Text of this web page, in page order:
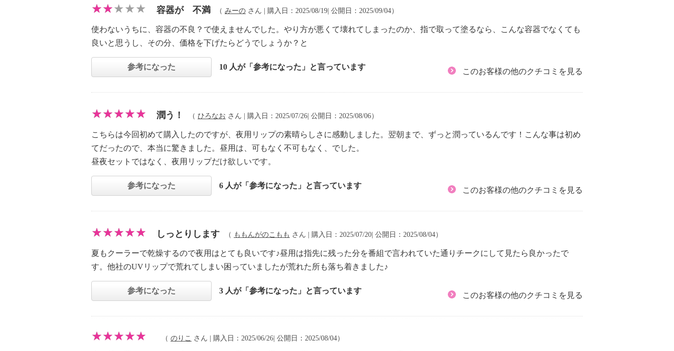
容器が 不満 （ みーの さん | 購入日：2025/08/19| 公開日：2025/09/04）
使わないうちに、容器の不良？で使えませんでした。やり方が悪くて壊れてしまったのか、指で取って塗るなら、こんな容器でなくても
良いと思うし、その分、価格を下げたらどうでしょうか？と
参考になった 10 人が「参考になった」と言っています
このお客様の他のクチコミを見る
潤う！ （ ひろなお さん | 購入日：2025/07/26| 公開日：2025/08/06）
こちらは今回初めて購入したのですが、夜用リップの素晴らしさに感動しました。翌朝まで、ずっと潤っているんです！こんな事は初め
てだったので、本当に驚きました。昼用は、可もなく不可もなく、でした。
昼夜セットではなく、夜用リップだけ欲しいです。
参考になった 6 人が「参考になった」と言っています
このお客様の他のクチコミを見る
しっとりします （ ももんがのこもも さん | 購入日：2025/07/20| 公開日：2025/08/04）
夏もクーラーで乾燥するので夜用はとても良いです♪昼用は指先に残った分を番組で言われていた通りチークにして見たら良かったで
す。他社のUVリップで荒れてしまい困っていましたが荒れた所も落ち着きました♪
参考になった 3 人が「参考になった」と言っています
このお客様の他のクチコミを見る
（ のりこ さん | 購入日：2025/06/26| 公開日：2025/08/04）